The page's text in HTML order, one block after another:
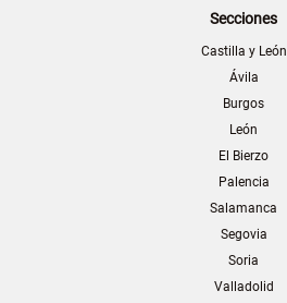
Secciones
Castilla y León
Ávila
Burgos
León
El Bierzo
Palencia
Salamanca
Segovia
Soria
Valladolid